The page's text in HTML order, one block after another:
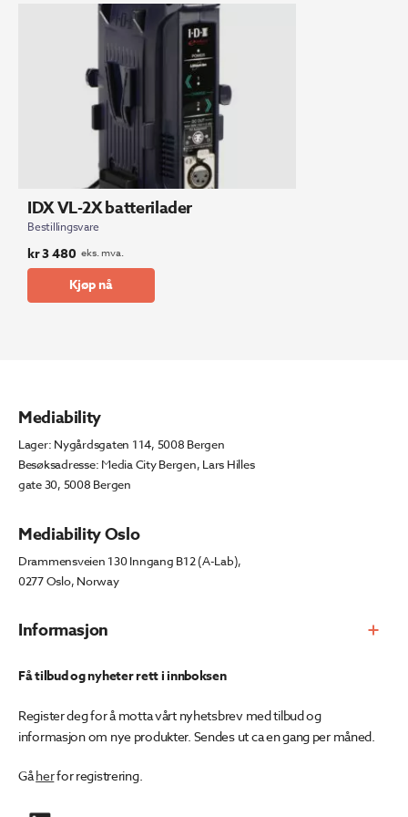
IDX VL-2X batterilader
Bestillingsvare
kr3 480 eks. mva.
Kjøp nå
Informasjon
Mediability
Lager: Nygårdsgaten 114, 5008 Bergen
Besøksadresse: Media City Bergen, Lars Hilles
gate 30, 5008 Bergen
Mediability Oslo
Drammensveien 130 Inngang B12 (A-Lab),
0277 Oslo, Norway
Få tilbud og nyheter rett i innboksen
Register deg for å motta vårt nyhetsbrev med tilbud og
informasjon om nye produkter. Sendes ut ca en gang per måned.
Gåherfor registrering.